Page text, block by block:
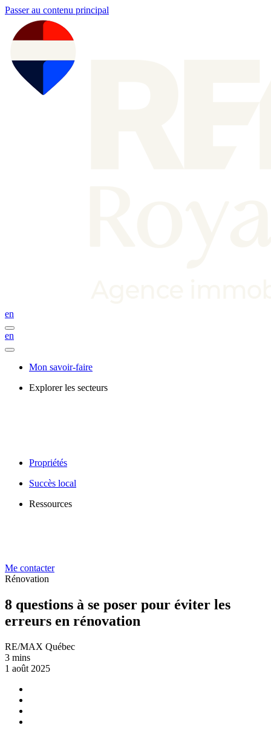
Passer au contenu principal
en
en
Mon savoir-faire
Explorer les secteurs
Propriétés
Succès local
Ressources
Me contacter
Rénovation
8 questions à se poser pour éviter les
erreurs en rénovation
RE/MAX Québec
3 mins
1 août 2025